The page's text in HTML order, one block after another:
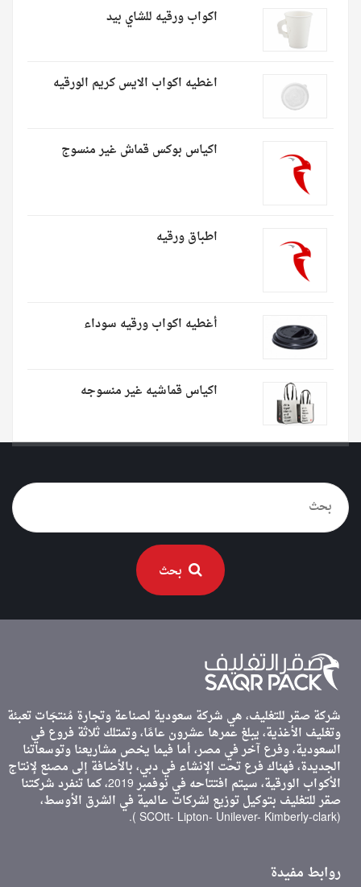
اكواب ورقيه للشاي بيد
اغطيه اكواب الايس كريم الورقيه
اكياس بوكس قماش غير منسوج
اطباق ورقيه
أغطيه اكواب ورقيه سوداء
اكياس قماشيه غير منسوجه
بحث
شركة صقر للتغليف، هي شركة سعودية لصناعة وتجارة مُنتجَات تعبئة
وتغليف الأغذية، يبلغ عمرها عشرون عامًا، وتمتلك ثلاثة فروع في
السعودية، وفرع آخر في مصر، أما فيما يخص مشاريعنا وتوسعاتنا
الجديدة، فهناك فرع تحت الإنشاء في دبي، بالأضافة إلى مصنع لإنتاج
الأكواب الورقية، سيتم افتتاحه في نوفمبر 2019، كما تنفرد شركتنا
صقر للتغليف بتوكيل توزيع لشركات عالمية في الشرق الأوسط،
(SCOtt- Lipton- Unilever- Kimberly-clark ).
روابط مفيدة